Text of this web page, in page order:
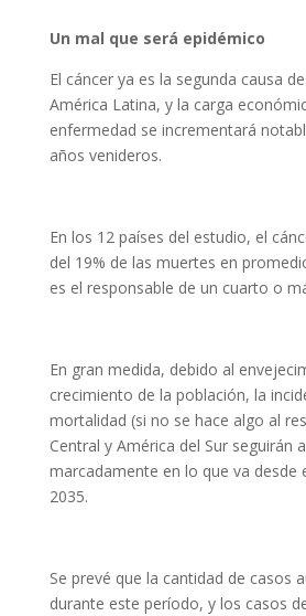
Un mal que será epidémico
El cáncer ya es la segunda causa
América Latina, y la carga
enfermedad se incrementará
años venideros.
En los 12 países del estudio, el
del 19% de las muertes en
es el responsable de un cuarto o
En gran medida, debido al
crecimiento de la población, la
mortalidad (si no se hace algo al
Central y América del Sur seguirán
marcadamente en lo que va desde
2035.
Se prevé que la cantidad de casos
durante este período, y los casos